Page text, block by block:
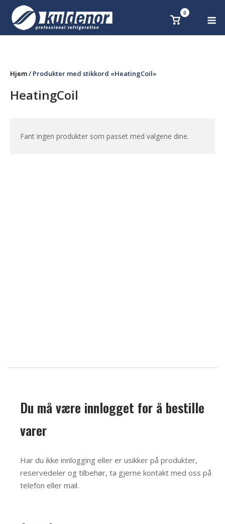
content
Se 0
Hjem/ Produkter med stikkord «HeatingCoil»
HeatingCoil
Fant ingen produkter som passet med valgene dine.
Du må være innlogget for å bestille
varer
Har du ikke innlogging eller er usikker på produkter,
reservedeler og tilbehør, ta gjerne kontakt med oss på
telefon eller mail.